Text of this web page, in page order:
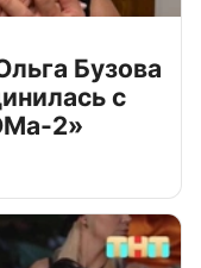
Бузова
с
2»